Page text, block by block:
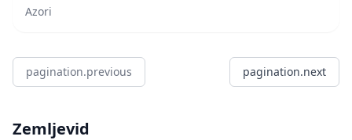
Azori
pagination.previous pagination.next
Zemljevid